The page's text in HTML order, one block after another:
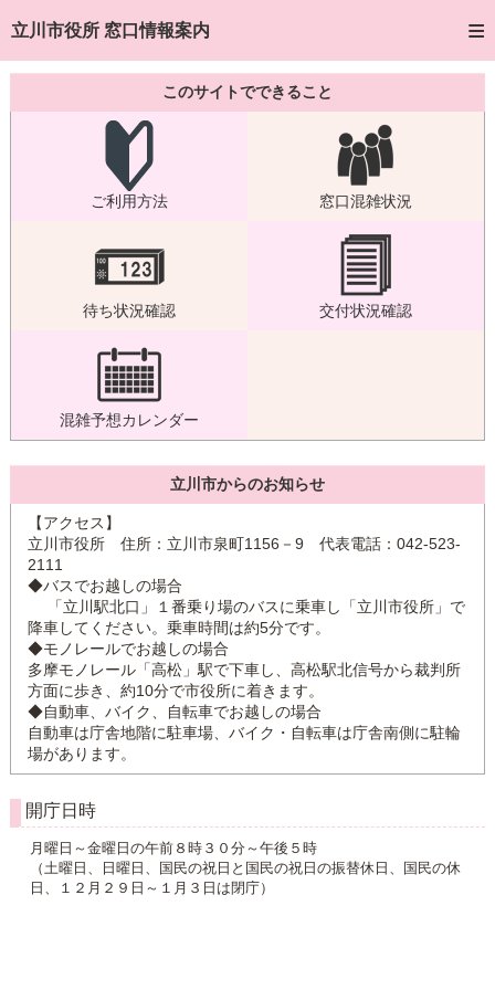
立川市役所 窓口情報案内
トップページへ
ご利用方法
窓口混雑状況
待ち状況確認
混雑予想カレンダー
このサイトでできること
ご利用方法 窓口混雑状況
待ち状況確認 交付状況確認
混雑予想カレンダー
立川市からのお知らせ
【アクセス】
立川市役所 住所：立川市泉町1156－9 代表電話：042-523-
2111
◆バスでお越しの場合
「立川駅北口」１番乗り場のバスに乗車し「立川市役所」で
降車してください。乗車時間は約5分です。
◆モノレールでお越しの場合
多摩モノレール「高松」駅で下車し、高松駅北信号から裁判所
方面に歩き、約10分で市役所に着きます。
◆自動車、バイク、自転車でお越しの場合
自動車は庁舎地階に駐車場、バイク・自転車は庁舎南側に駐輪
場があります。
開庁日時
月曜日～金曜日の午前８時３０分～午後５時
（土曜日、日曜日、国民の祝日と国民の祝日の振替休日、国民の休
日、１２月２９日～１月３日は閉庁）